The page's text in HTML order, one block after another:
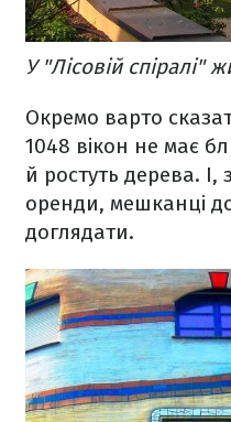
У "Лісовій спіралі"
Окремо варто
1048 вікон не має
й ростуть дерева. І,
оренди, мешканці
доглядати.